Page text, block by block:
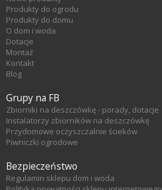
Produkty do ogrodu
Produkty do domu
O dom i woda
Dotacje
Montaż
Kontakt
Blog
Grupy na FB
Zbiorniki na deszczówkę - porady, dotacje
Instalatorzy zbiorników na deszczówkę
Przydomowe oczyszczalnie ścieków
Piwniczki ogrodowe
Bezpieczeństwo
Regulamin sklepu dom i woda